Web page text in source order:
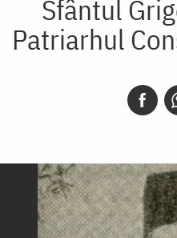
Sfântul
Patriarhul